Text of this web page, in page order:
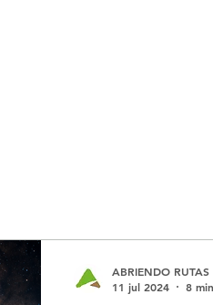
ABRIENDO RUTAS
11 jul 2024
8